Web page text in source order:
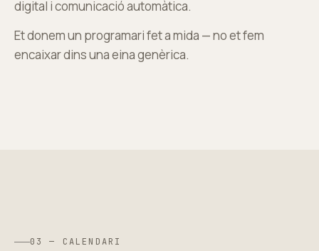
digital i comunicació automàtica.
Et donem un programari fet a mida — no et fem
encaixar dins una eina genèrica.
03 — CALENDARI